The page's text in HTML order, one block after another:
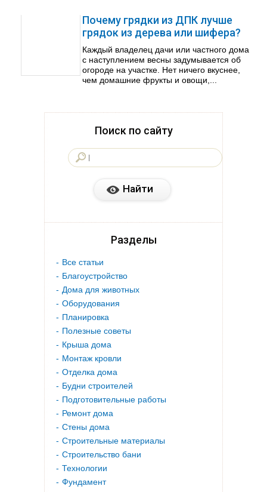
Почему грядки из ДПК лучше
грядок из дерева или шифера?
Каждый владелец дачи или частного дома
с наступлением весны задумывается об
огороде на участке. Нет ничего вкуснее,
чем домашние фрукты и овощи,...
Поиск по сайту
Разделы
Все статьи
Благоустройство
Дома для животных
Оборудования
Планировка
Полезные советы
Крыша дома
Монтаж кровли
Отделка дома
Будни строителей
Подготовительные работы
Ремонт дома
Стены дома
Строительные материалы
Строительство бани
Технологии
Фундамент